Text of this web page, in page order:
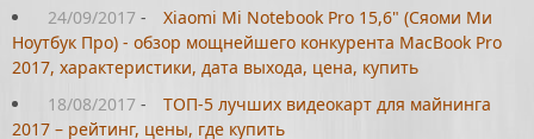
24/09/2017 -
Xiaomi Mi Notebook Pro 15,6" (Сяоми Ми
Ноутбук Про) - обзор мощнейшего конкурента MacBook Pro
2017, характеристики, дата выхода, цена, купить
18/08/2017 -
ТОП-5 лучших видеокарт для майнинга
2017 – рейтинг, цены, где купить